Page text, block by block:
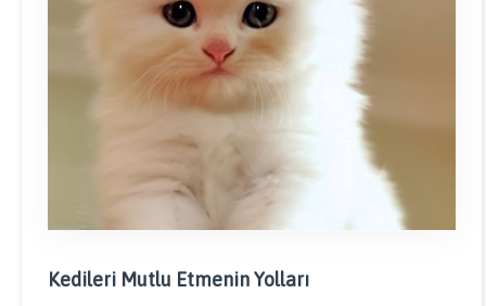
Kedileri Mutlu Etmenin Yolları